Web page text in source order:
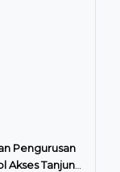
Pengurusan
Akses Tanjung